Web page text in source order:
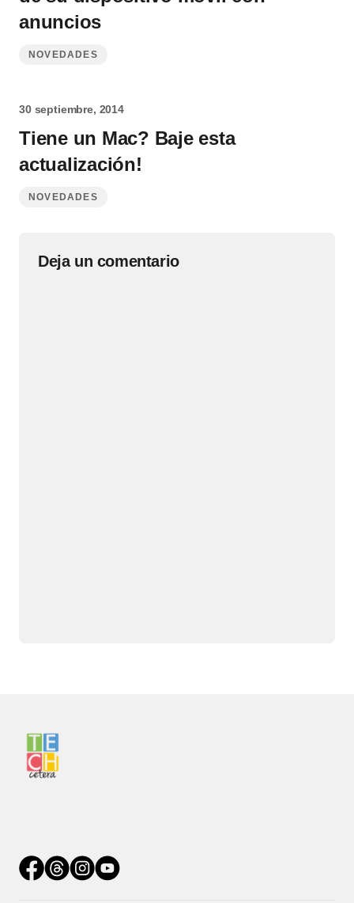
anuncios
NOVEDADES
30 septiembre, 2014
Tiene un Mac? Baje esta
actualización!
NOVEDADES
Deja un comentario